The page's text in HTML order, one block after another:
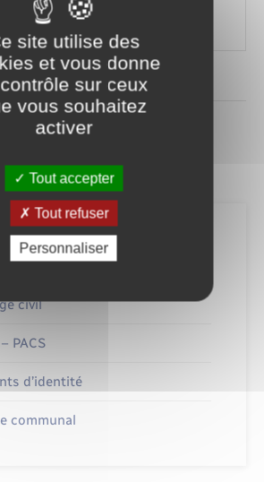
ou modifier son régime
légale et administrative
aussi
civil
PACS
d’identité
communal
site utilise des
et vous donne
sur ceux
vous souhaitez
activer
Tout accepter
Tout refuser
Personnaliser